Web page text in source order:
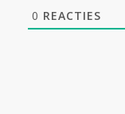
0 REACTIES